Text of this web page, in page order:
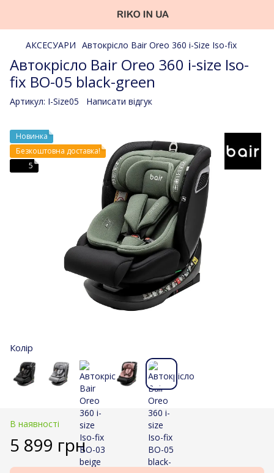
АКСЕСУАРИ Автокрісло Bair Oreo 360 i-Size Iso-fix
Автокрісло Bair Oreo 360 i-size Iso-
fix BO-05 black-green
Артикул: I-Size05 Написати відгук
Новинка
Безкоштовна доставка!
5
Колір
В наявності
5 899 грн